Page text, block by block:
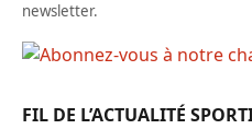
newsletter.
FIL DE L’ACTUALITÉ